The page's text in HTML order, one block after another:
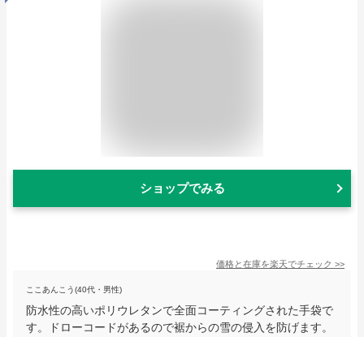
ショップでみる
価格と在庫を楽天でチェック >>
ここあんこう(40代・男性)
防水性の高いポリウレタンで全面コーティングされた手袋で
す。ドローコードがあるので裾からの雪の侵入を防げます。